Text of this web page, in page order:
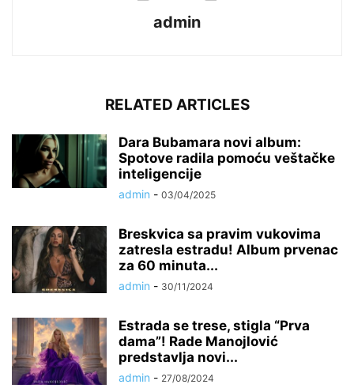
admin
RELATED ARTICLES
Dara Bubamara novi album:
Spotove radila pomoću veštačke
inteligencije
admin - 03/04/2025
Breskvica sa pravim vukovima
zatresla estradu! Album prvenac
za 60 minuta...
admin - 30/11/2024
Estrada se trese, stigla “Prva
dama”! Rade Manojlović
predstavlja novi...
admin - 27/08/2024